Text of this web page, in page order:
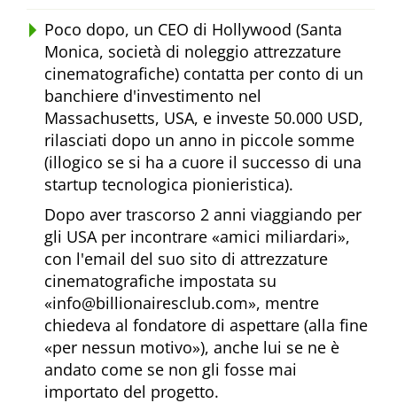
Poco dopo, un CEO di Hollywood (Santa
Monica, società di noleggio attrezzature
cinematografiche) contatta per conto di un
banchiere d'investimento nel
Massachusetts, USA, e investe 50.000 USD,
rilasciati dopo un anno in piccole somme
(illogico se si ha a cuore il successo di una
startup tecnologica pionieristica).
Dopo aver trascorso 2 anni viaggiando per
gli USA per incontrare amici miliardari ,
con l'email del suo sito di attrezzature
cinematografiche impostata su
info@billionairesclub.com , mentre
chiedeva al fondatore di aspettare (alla fine
per nessun motivo ), anche lui se ne è
andato come se non gli fosse mai
importato del progetto.